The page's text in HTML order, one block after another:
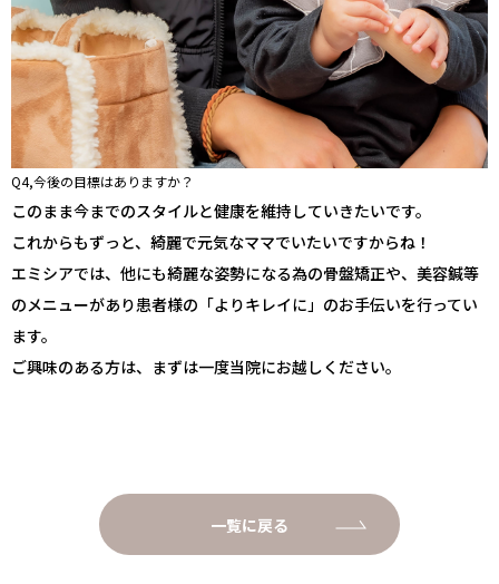
Q4,今後の目標はありますか？
このまま今までのスタイルと健康を維持していきたいです。
これからもずっと、綺麗で元気なママでいたいですからね！
エミシアでは、他にも綺麗な姿勢になる為の骨盤矯正や、美容鍼等
のメニューがあり患者様の「よりキレイに」のお手伝いを行ってい
ます。
ご興味のある方は、まずは一度当院にお越しください。
一覧に戻る